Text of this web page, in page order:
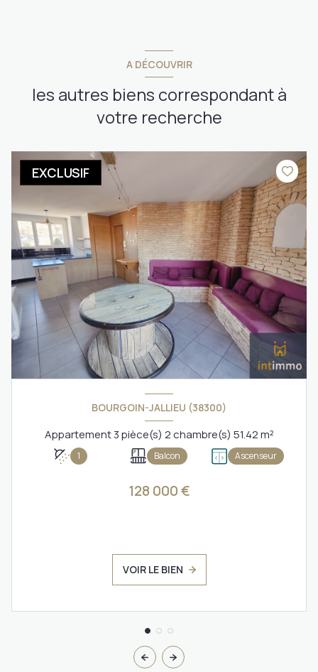
A DÉCOUVRIR
les autres biens correspondant à
votre recherche
EXCLUSIF
BOURGOIN-JALLIEU (38300)
Appartement 3 pièce(s) 2 chambre(s) 51.42 m²
1 Balcon Ascenseur
128 000 €
VOIR LE BIEN